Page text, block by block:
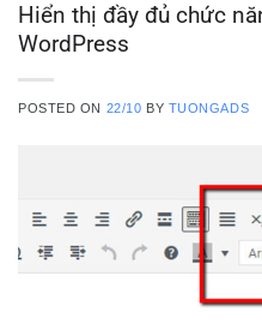
Hiển thị đầy đủ chức
WordPress
POSTED ON 22/10 BY TUONGADS